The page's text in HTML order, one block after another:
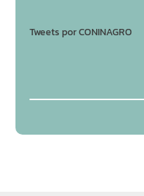
Tweets por CONINAGRO